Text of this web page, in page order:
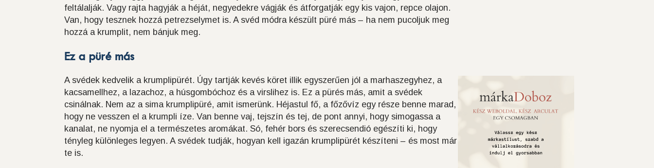
feltálalják. Vagy rajta hagyják a héját, negyedekre vágják és átforgatják egy kis vajon, repce olajon.
Van, hogy tesznek hozzá petrezselymet is. A svéd módra készült püré más – ha nem pucoljuk meg
hozzá a krumplit, nem bánjuk meg.
Ez a püré más
A svédek kedvelik a krumplipürét. Úgy tartják kevés köret illik egyszerűen jól a marhaszegyhez, a
kacsamellhez, a lazachoz, a húsgombóchoz és a virslihez is. Ez a pürés más, amit a svédek
csinálnak. Nem az a sima krumplipüré, amit ismerünk. Héjastul fő, a főzővíz egy része benne marad,
hogy ne vesszen el a krumpli íze. Van benne vaj, tejszín és tej, de pont annyi, hogy simogassa a
kanalat, ne nyomja el a természetes aromákat. Só, fehér bors és szerecsendió egészíti ki, hogy
tényleg különleges legyen. A svédek tudják, hogyan kell igazán krumplipürét készíteni – és most már
te is.